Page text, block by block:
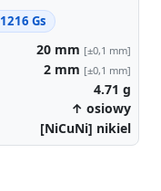
Gs
20 mm [±0,1 mm]
2 mm [±0,1 mm]
4.71 g
↑ osiowy
[NiCuNi] nikiel